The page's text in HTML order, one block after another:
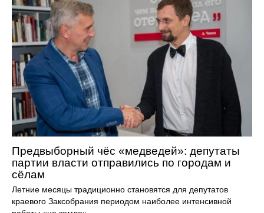
Предвыборный чёс «медведей»: депутаты
партии власти отправились по городам и
сёлам
Летние месяцы традиционно становятся для депутатов
краевого Заксобрания периодом наиболее интенсивной